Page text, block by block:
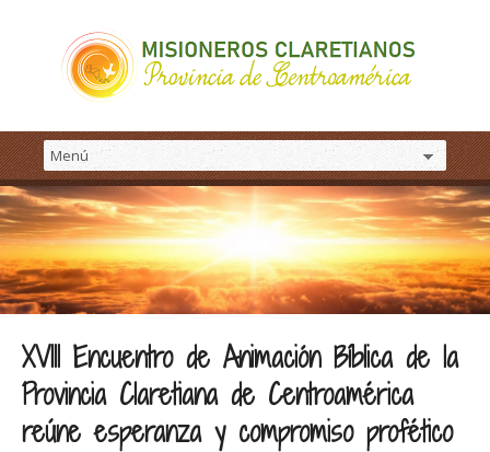
XVIII Encuentro de Animación Bíblica de la
Provincia Claretiana de Centroamérica
reúne esperanza y compromiso profético